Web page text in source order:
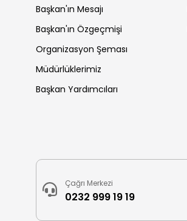
Başkan'ın Mesajı
Başkan'ın Özgeçmişi
Organizasyon Şeması
Müdürlüklerimiz
Başkan Yardımcıları
Çağrı Merkezi
0232 999 19 19